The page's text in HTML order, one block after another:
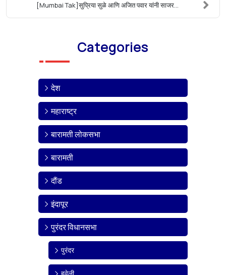
[Mumbai Tak]सुप्रिया सुळे आणि अजित पवार यांनी साजर...
Categories
देश
महाराष्ट्र
बारामती लोकसभा
बारामती
दौंड
इंदापूर
पुरंदर विधानसभा
पुरंदर